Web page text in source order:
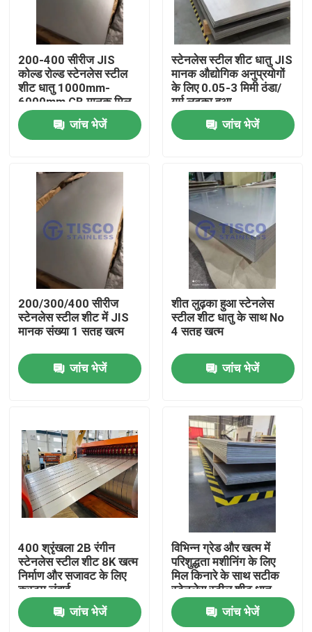
उत्पादों
वीडियो
हमारे बारे में
गुणवत्ता नियंत्रण
संपर्क करें
स्टेनलेस स्टील शीट का तार
स्टेनलेस स्टील शीट धातु
200-400 सीरीज JIS
कोल्ड रोल्ड स्टेनलेस स्टील
शीट धातु 1000mm-
6000mm GB मानक मिल
किनारे में लंबाई
जांच भेजें
स्टेनलेस स्टील शीट धातु JIS
मानक औद्योगिक अनुप्रयोगों
के लिए 0.05-3 मिमी ठंडा/
गर्म लुढ़का हुआ
जांच भेजें
200/300/400 सीरीज
स्टेनलेस स्टील शीट में JIS
मानक संख्या 1 सतह खत्म
जांच भेजें
शीत लुढ़का हुआ स्टेनलेस
स्टील शीट धातु के साथ No
4 सतह खत्म
जांच भेजें
400 श्रृंखला 2B रंगीन
स्टेनलेस स्टील शीट 8K खत्म
निर्माण और सजावट के लिए
कस्टम लंबाई
जांच भेजें
विभिन्न ग्रेड और खत्म में
परिशुद्धता मशीनिंग के लिए
मिल किनारे के साथ सटीक
स्टेनलेस स्टील शीट धातु
जांच भेजें